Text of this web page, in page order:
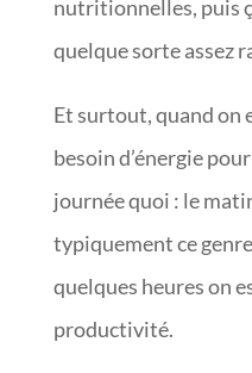
nutritionnelles, puis
quelque sorte assez
Et surtout, quand on
besoin d’énergie
journée quoi : le
typiquement ce
quelques heures on
productivité.